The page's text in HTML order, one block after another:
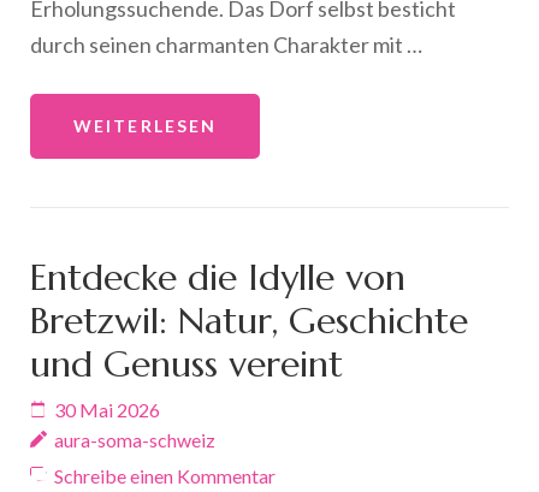
Erholungssuchende. Das Dorf selbst besticht
durch seinen charmanten Charakter mit …
WEITERLESEN
Entdecke die Idylle von
Bretzwil: Natur, Geschichte
und Genuss vereint
30 Mai 2026
aura-soma-schweiz
Schreibe einen Kommentar